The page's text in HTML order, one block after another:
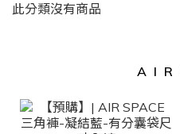
此分類沒有商品
AIR